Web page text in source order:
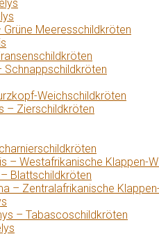
Grüne Meeresschildkröten
Schnappschildkröten
Weichschildkröten
– Zierschildkröten
– Westafrikanische Klappen-
Blattschildkröten
– Zentralafrikanische
– Tabascoschildkröten